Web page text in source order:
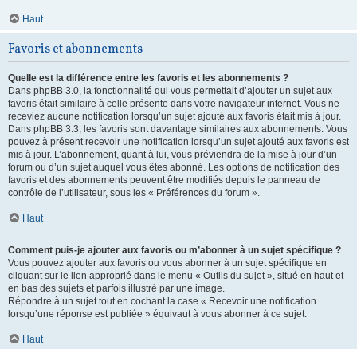
Haut
Favoris et abonnements
Quelle est la différence entre les favoris et les abonnements ?
Dans phpBB 3.0, la fonctionnalité qui vous permettait d’ajouter un sujet aux
favoris était similaire à celle présente dans votre navigateur internet. Vous ne
receviez aucune notification lorsqu’un sujet ajouté aux favoris était mis à jour.
Dans phpBB 3.3, les favoris sont davantage similaires aux abonnements. Vous
pouvez à présent recevoir une notification lorsqu’un sujet ajouté aux favoris est
mis à jour. L’abonnement, quant à lui, vous préviendra de la mise à jour d’un
forum ou d’un sujet auquel vous êtes abonné. Les options de notification des
favoris et des abonnements peuvent être modifiés depuis le panneau de
contrôle de l’utilisateur, sous les « Préférences du forum ».
Haut
Comment puis-je ajouter aux favoris ou m’abonner à un sujet spécifique ?
Vous pouvez ajouter aux favoris ou vous abonner à un sujet spécifique en
cliquant sur le lien approprié dans le menu « Outils du sujet », situé en haut et
en bas des sujets et parfois illustré par une image.
Répondre à un sujet tout en cochant la case « Recevoir une notification
lorsqu’une réponse est publiée » équivaut à vous abonner à ce sujet.
Haut